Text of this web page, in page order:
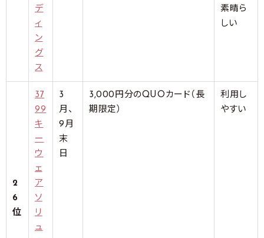
デ
ィ
ン
グ
ス
素晴ら
しい
2
6
位
37
99
キ
ー
ウ
ェ
ア
ソ
リ
ュ
3
月、
9月
末
日
3,000円分のQUOカード（長
期限定）
利用し
やすい